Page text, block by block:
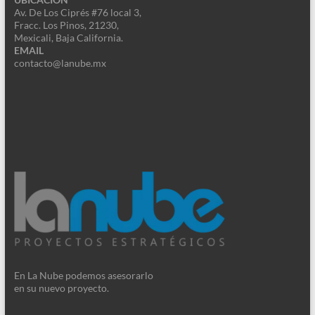
Av. De Los Ciprés #76 local 3,
Fracc. Los Pinos, 21230,
Mexicali, Baja California.
EMAIL
contacto@lanube.mx
En La Nube podemos asesorarlo
en su nuevo proyecto.